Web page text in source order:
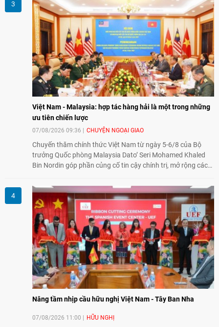
Nông nghiệp và An toàn thực phẩm Hoa Kỳ - Việt Nam",
hướng tới thúc đẩy chuyển đổi số, hiện đại hóa nông nghiệp
và mở rộng hợp tác phát triển giữa hai nước.
Việt Nam - Malaysia: hợp tác hàng hải là một trong những
ưu tiên chiến lược
07/08/2026 09:36 CHUYỆN NGOẠI GIAO
Chuyến thăm chính thức Việt Nam từ ngày 5-6/8 của Bộ
trưởng Quốc phòng Malaysia Dato’ Seri Mohamed Khaled
Bin Nordin góp phần củng cố tin cậy chính trị, mở rộng các
Malaysia theo hướng ngày càng thực chất.
Nâng tầm nhịp cầu hữu nghị Việt Nam - Tây Ban Nha
07/08/2026 11:00 HỮU NGHỊ